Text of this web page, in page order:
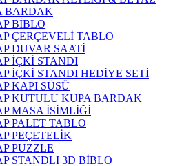
BARDAK
BİBLO
ÇERÇEVELİ TABLO
DUVAR SAATİ
İÇKİ STANDI
İÇKİ STANDI HEDİYE SETİ
KAPI SÜSÜ
KUTULU KUPA BARDAK
MASA İSİMLİĞİ
PALET TABLO
PEÇETELİK
PUZZLE
STANDLI 3D BİBLO